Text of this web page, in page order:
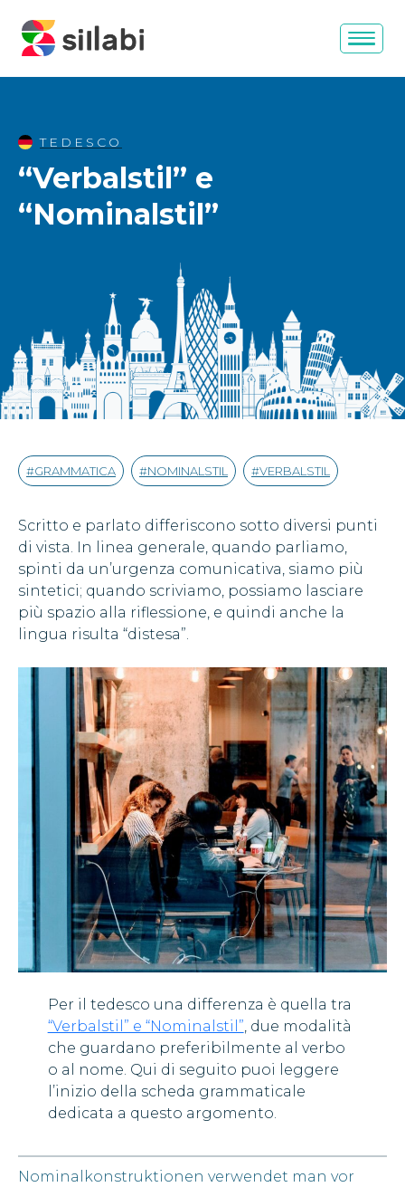
TEDESCO
“Verbalstil” e
“Nominalstil”
GRAMMATICA NOMINALSTIL VERBALSTIL
Scritto e parlato differiscono sotto diversi punti
di vista. In linea generale, quando parliamo,
spinti da un’urgenza comunicativa, siamo più
sintetici; quando scriviamo, possiamo lasciare
più spazio alla riflessione, e quindi anche la
lingua risulta “distesa”.
Per il tedesco una differenza è quella tra
“Verbalstil” e “Nominalstil”, due modalità
che guardano preferibilmente al verbo
o al nome. Qui di seguito puoi leggere
l’inizio della scheda grammaticale
dedicata a questo argomento.
Nominalkonstruktionen verwendet man vor